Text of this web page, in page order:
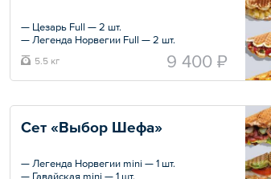
— Цезарь Full — 2 шт.
— Легенда Норвегии Full — 2 шт.
— Джонни Пеперони Full — 2 шт.
— Джокер Full — 2 шт.
— Тропик Full — 2 шт.
— Чикен Чиз — 2 шт.
5.5 кг 9 400 ₽
Сет «Выбор Шефа»
— Легенда Норвегии mini — 1 шт.
— Гавайская mini — 1 шт.